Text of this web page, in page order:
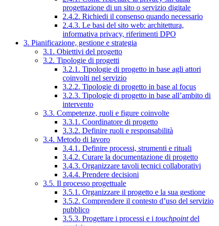
progettazione di un sito o servizio digitale
2.4.2. Richiedi il consenso quando necessario
2.4.3. Le basi del sito web: architettura,
informativa privacy, riferimenti DPO
3. Pianificazione, gestione e strategia
3.1. Obiettivi del progetto
3.2. Tipologie di progetti
3.2.1. Tipologie di progetto in base agli attori
coinvolti nel servizio
3.2.2. Tipologie di progetto in base al focus
3.2.3. Tipologie di progetto in base all’ambito di
intervento
3.3. Competenze, ruoli e figure coinvolte
3.3.1. Coordinatore di progetto
3.3.2. Definire ruoli e responsabilità
3.4. Metodo di lavoro
3.4.1. Definire processi, strumenti e rituali
3.4.2. Curare la documentazione di progetto
3.4.3. Organizzare tavoli tecnici collaborativi
3.4.4. Prendere decisioni
3.5. Il processo progettuale
3.5.1. Organizzare il progetto e la sua gestione
3.5.2. Comprendere il contesto d’uso del servizio
pubblico
3.5.3. Progettare i processi e i touchpointdel